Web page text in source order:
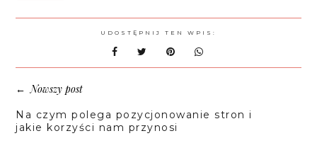
UDOSTĘPNIJ TEN WPIS:
←Nowszy post
Na czym polega pozycjonowanie stron i
jakie korzyści nam przynosi